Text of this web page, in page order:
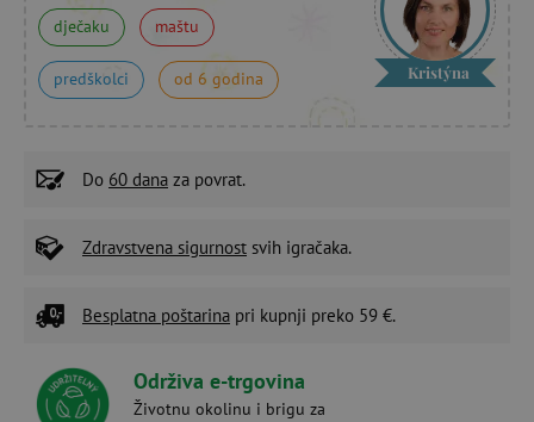
dječaku maštu
predškolci od 6 godina Kristýna
Do 60 dana za povrat.
Zdravstvena sigurnost svih igračaka.
Besplatna poštarina pri kupnji preko 59 €.
Održiva e-trgovina
Životnu okolinu i brigu za